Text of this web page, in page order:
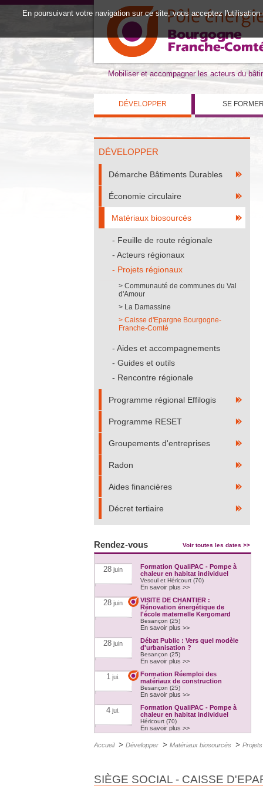
Mobiliser et accompagner les acteurs du
DÉVELOPPER SE FORMER
DÉVELOPPER
Démarche Bâtiments Durables
Économie circulaire
Matériaux biosourcés
Feuille de route régionale
Acteurs régionaux
Projets régionaux
Communauté de communes du Val
d'Amour
La Damassine
Caisse d'Epargne Bourgogne-
Franche-Comté
Aides et accompagnements
Guides et outils
Rencontre régionale
Programme régional Effilogis
Programme RESET
Groupements d'entreprises
Radon
Aides financières
Décret tertiaire
Rendez-vous Voir toutes les dates >>
28 juin
Formation QualiPAC - Pompe à
chaleur en habitat individuel
Vesoul et Héricourt (70)
En savoir plus >>
28 juin
VISITE DE CHANTIER :
Rénovation énergétique de
l'école maternelle Kergomard
Besançon (25)
En savoir plus >>
28 juin
Débat Public : Vers quel modèle
d'urbanisation ?
Besançon (25)
En savoir plus >>
1 jui.
Formation Réemploi des
matériaux de construction
Besançon (25)
En savoir plus >>
4 jui.
Formation QualiPAC - Pompe à
chaleur en habitat individuel
Héricourt (70)
En savoir plus >>
4 jui.
Formation QualiBOIS Module
Eau
6 jui. Formation QualiPV - Module Elec
Audincourt (25)
Accueil > Développer > Matériaux biosourcés >
SIÈGE SOCIAL - CAISSE
En poursuivant votre navigation sur ce site, vous acceptez